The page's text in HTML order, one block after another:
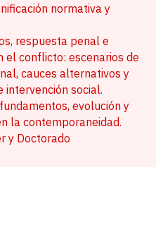
normativa y
respuesta penal e
el conflicto: escenarios de
cauces alternativos y
intervención social.
evolución y
la contemporaneidad.
y Doctorado